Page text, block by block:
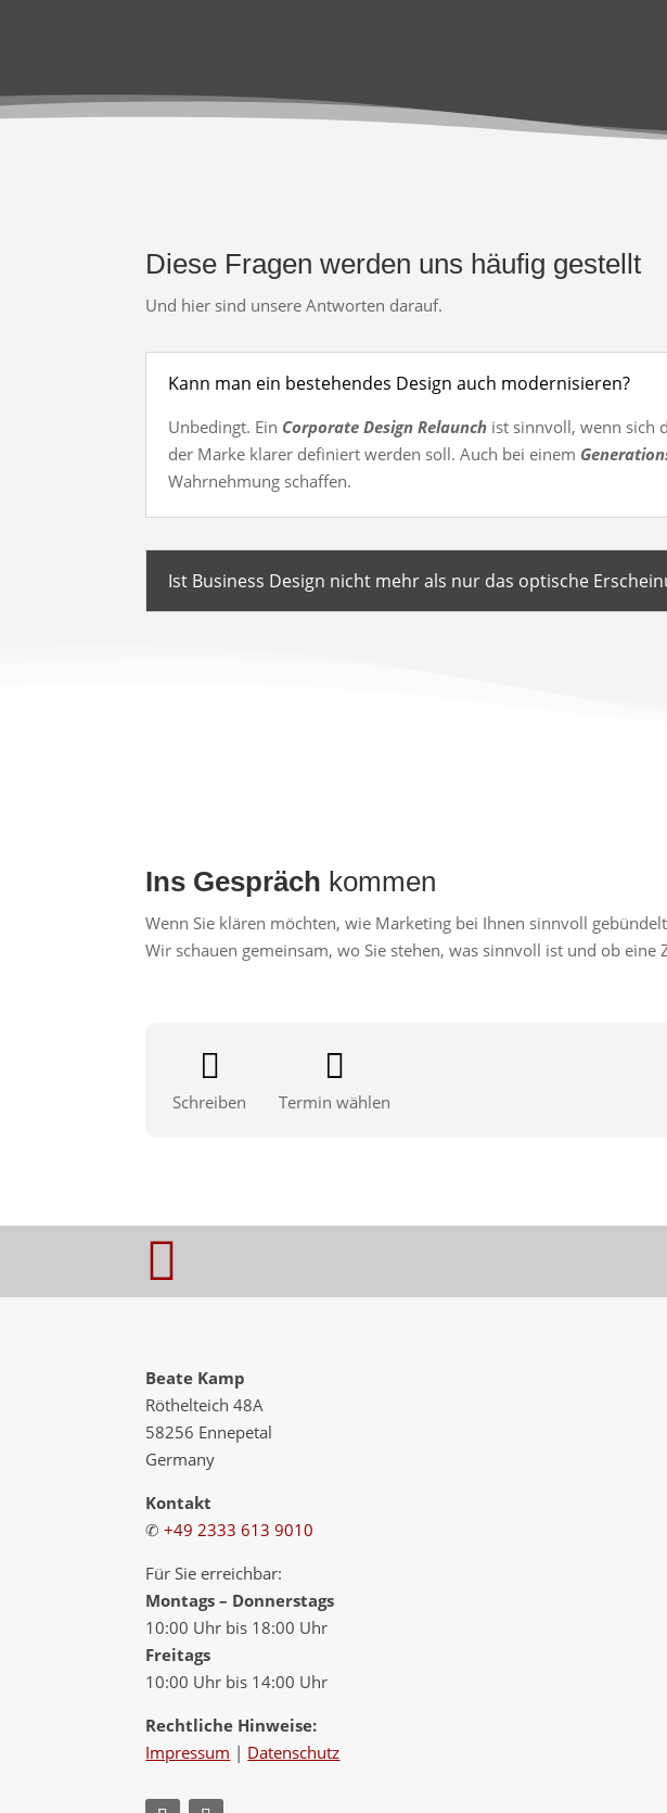
Diese Fragen werden uns häufig gestellt
Und hier sind unsere Antworten darauf.
Kann man ein bestehendes Design auch modernisieren?
Unbedingt. Ein Corporate Design Relaunch ist sinnvoll, wenn sich
der Marke klarer definiert werden soll. Auch bei einem
Wahrnehmung schaffen.
Ist Business Design nicht mehr als nur das optische
Ins Gespräch kommen
Wenn Sie klären möchten, wie Marketing bei Ihnen sinnvoll
Wir schauen gemeinsam, wo Sie stehen, was sinnvoll ist und ob eine

Schreiben

Termin wählen

Beate Kamp
Röthelteich 48A
58256 Ennepetal
Germany
Kontakt
✆+49 2333 613 9010
Für Sie erreichbar:
Montags – Donnerstags
10:00 Uhr bis 18:00 Uhr
Freitags
10:00 Uhr bis 14:00 Uhr
Rechtliche Hinweise:
Impressum | Datenschutz